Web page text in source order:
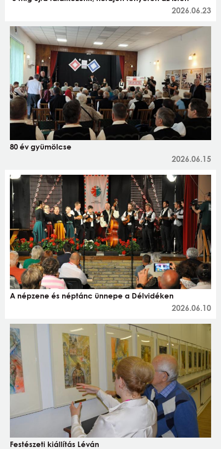
2026.06.23
80 év gyümölcse
2026.06.15
A népzene és néptánc ünnepe a Délvidéken
2026.06.10
Festészeti kiállítás Léván